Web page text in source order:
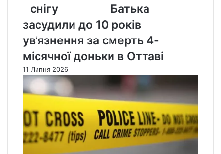
снігу
снігу
Батька
засудили до 10 років
ув’язнення за смерть 4-
місячної доньки в Оттаві
11 Липня 2026